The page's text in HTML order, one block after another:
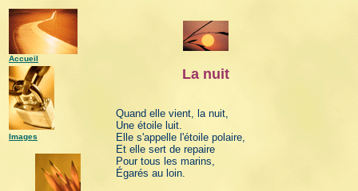
Accueil
Images
La nuit
Quand elle vient, la nuit,
Une étoile luit.
Elle s'appelle l'étoile polaire,
Et elle sert de repaire
Pour tous les marins,
Égarés au loin.